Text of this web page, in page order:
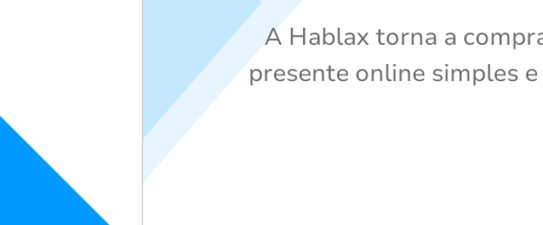
A Hablax torna a
presente online simples